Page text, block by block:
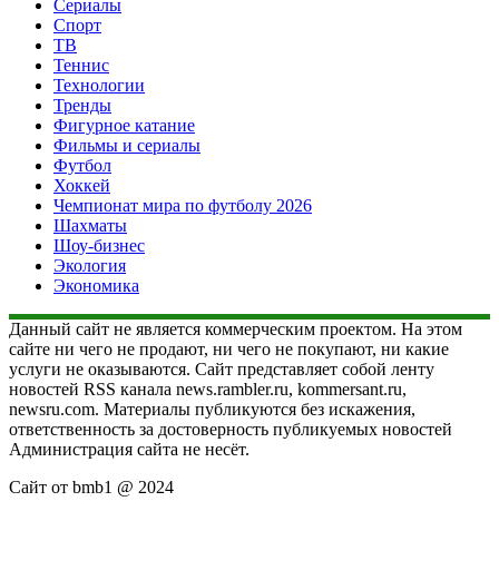
Сериалы
Спорт
ТВ
Теннис
Технологии
Тренды
Фигурное катание
Фильмы и сериалы
Футбол
Хоккей
Чемпионат мира по футболу 2026
Шахматы
Шоу-бизнес
Экология
Экономика
Данный сайт не является коммерческим проектом. На этом
сайте ни чего не продают, ни чего не покупают, ни какие
услуги не оказываются. Сайт представляет собой ленту
новостей RSS канала news.rambler.ru, kommersant.ru,
newsru.com. Материалы публикуются без искажения,
ответственность за достоверность публикуемых новостей
Администрация сайта не несёт.
Сайт от bmb1 @ 2024